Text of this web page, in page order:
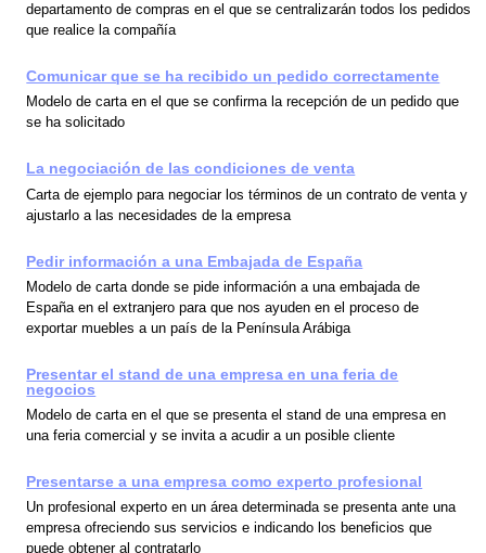
departamento de compras en el que se centralizarán todos los pedidos
que realice la compañía
Comunicar que se ha recibido un pedido correctamente
Modelo de carta en el que se confirma la recepción de un pedido que
se ha solicitado
La negociación de las condiciones de venta
Carta de ejemplo para negociar los términos de un contrato de venta y
ajustarlo a las necesidades de la empresa
Pedir información a una Embajada de España
Modelo de carta donde se pide información a una embajada de
España en el extranjero para que nos ayuden en el proceso de
exportar muebles a un país de la Península Arábiga
Presentar el stand de una empresa en una feria de
negocios
Modelo de carta en el que se presenta el stand de una empresa en
una feria comercial y se invita a acudir a un posible cliente
Presentarse a una empresa como experto profesional
Un profesional experto en un área determinada se presenta ante una
empresa ofreciendo sus servicios e indicando los beneficios que
puede obtener al contratarlo